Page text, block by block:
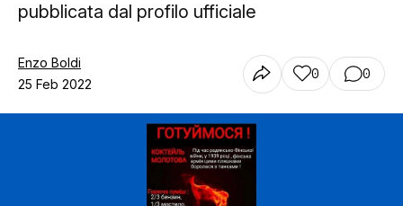
Contatti
pubblicata dal profilo ufficiale
Enzo Boldi
25 Feb 2022
0 0